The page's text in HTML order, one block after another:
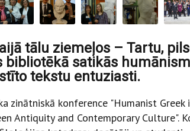
tālu ziemeļos – Tartu,
bibliotēkā satikās
tekstu entuziasti.
konference "Humanist Greek
Antiquity and Contemporary Culture".